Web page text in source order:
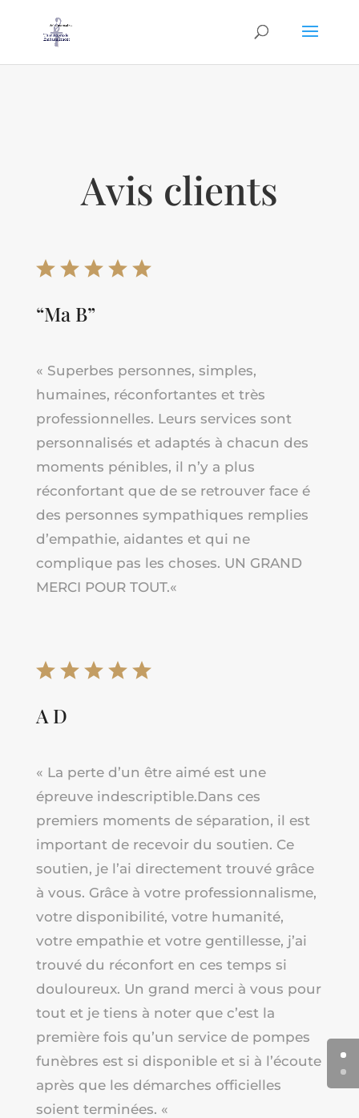
Avis clients
“Ma B”
« Superbes personnes, simples,
humaines, réconfortantes et très
professionnelles. Leurs services sont
personnalisés et adaptés à chacun des
moments pénibles, il n’y a plus
réconfortant que de se retrouver face é
des personnes sympathiques remplies
d’empathie, aidantes et qui ne
complique pas les choses. UN GRAND
MERCI POUR TOUT.«
A D
« La perte d’un être aimé est une
épreuve indescriptible.Dans ces
premiers moments de séparation, il est
important de recevoir du soutien. Ce
soutien, je l’ai directement trouvé grâce
à vous. Grâce à votre professionnalisme,
votre disponibilité, votre humanité,
votre empathie et votre gentillesse, j’ai
trouvé du réconfort en ces temps si
douloureux. Un grand merci à vous pour
tout et je tiens à noter que c’est la
première fois qu’un service de pompes
funèbres est si disponible et si à l’écoute
après que les démarches officielles
soient terminées. «